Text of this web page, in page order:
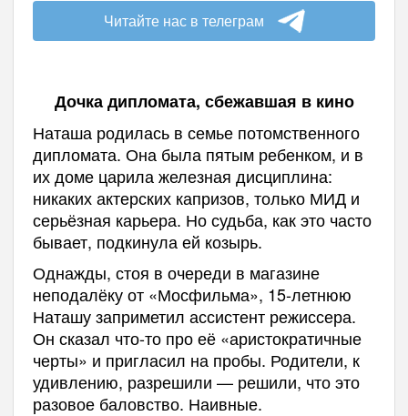
Читайте нас в телеграм
Дочка дипломата, сбежавшая в кино
Наташа родилась в семье потомственного
дипломата. Она была пятым ребенком, и в
их доме царила железная дисциплина:
никаких актерских капризов, только МИД и
серьёзная карьера. Но судьба, как это часто
бывает, подкинула ей козырь.
Однажды, стоя в очереди в магазине
неподалёку от «Мосфильма», 15-летнюю
Наташу заприметил ассистент режиссера.
Он сказал что-то про её «аристократичные
черты» и пригласил на пробы. Родители, к
удивлению, разрешили — решили, что это
разовое баловство. Наивные.